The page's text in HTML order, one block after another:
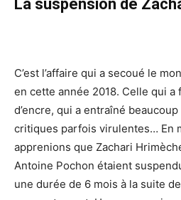
La suspension de
C’est l’affaire qui a secoué le
en cette année 2018. Celle qui
d’encre, qui a entraîné
critiques parfois virulentes… En
apprenions que Zachari
Antoine Pochon étaient
une durée de 6 mois à la suite